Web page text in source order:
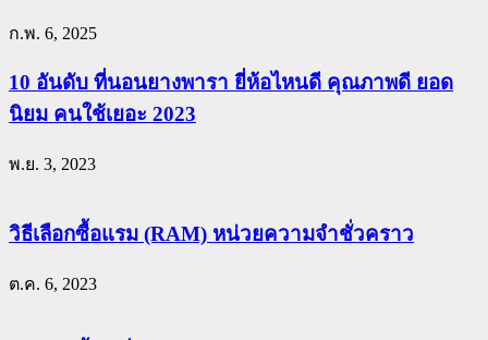
ก.พ. 6, 2025
10 อันดับ ที่นอนยางพารา ยี่ห้อไหนดี คุณภาพดี ยอด
นิยม คนใช้เยอะ 2023
พ.ย. 3, 2023
วิธีเลือกซื้อแรม (RAM) หน่วยความจำชั่วคราว
ต.ค. 6, 2023